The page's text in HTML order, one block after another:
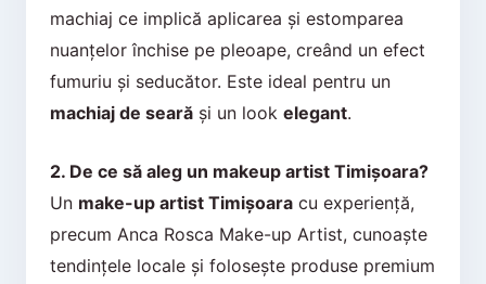
machiaj ce implică aplicarea și estomparea
nuanțelor închise pe pleoape, creând un efect
fumuriu și seducător. Este ideal pentru un
machiaj de searăși un look elegant.
2. De ce să aleg un makeup artist Timișoara?
Un make-up artist Timișoaracu experiență,
precum Anca Rosca Make-up Artist, cunoaște
tendințele locale și folosește produse premium